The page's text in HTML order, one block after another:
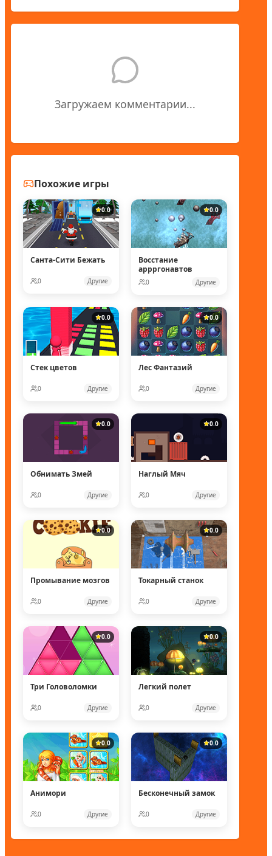
Загружаем комментарии...
Похожие игры
0.0
Санта-Сити Бежать
0 Другие
0.0
Восстание
аррргонавтов
0 Другие
0.0
Стек цветов
0 Другие
0.0
Лес Фантазий
0 Другие
0.0
Обнимать Змей
0 Другие
0.0
Наглый Мяч
0 Другие
0.0
Промывание мозгов
0 Другие
0.0
Токарный станок
0 Другие
0.0
Три Головоломки
0 Другие
0.0
Легкий полет
0 Другие
0.0
Анимори
0 Другие
0.0
Бесконечный замок
0 Другие